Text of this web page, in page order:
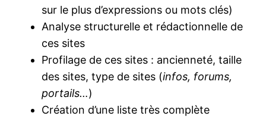
sur le plus d’expressions ou mots clés)
Analyse structurelle et rédactionnelle de
ces sites
Profilage de ces sites : ancienneté, taille
des sites, type de sites (infos, forums,
portails…)
Création d’une liste très complète